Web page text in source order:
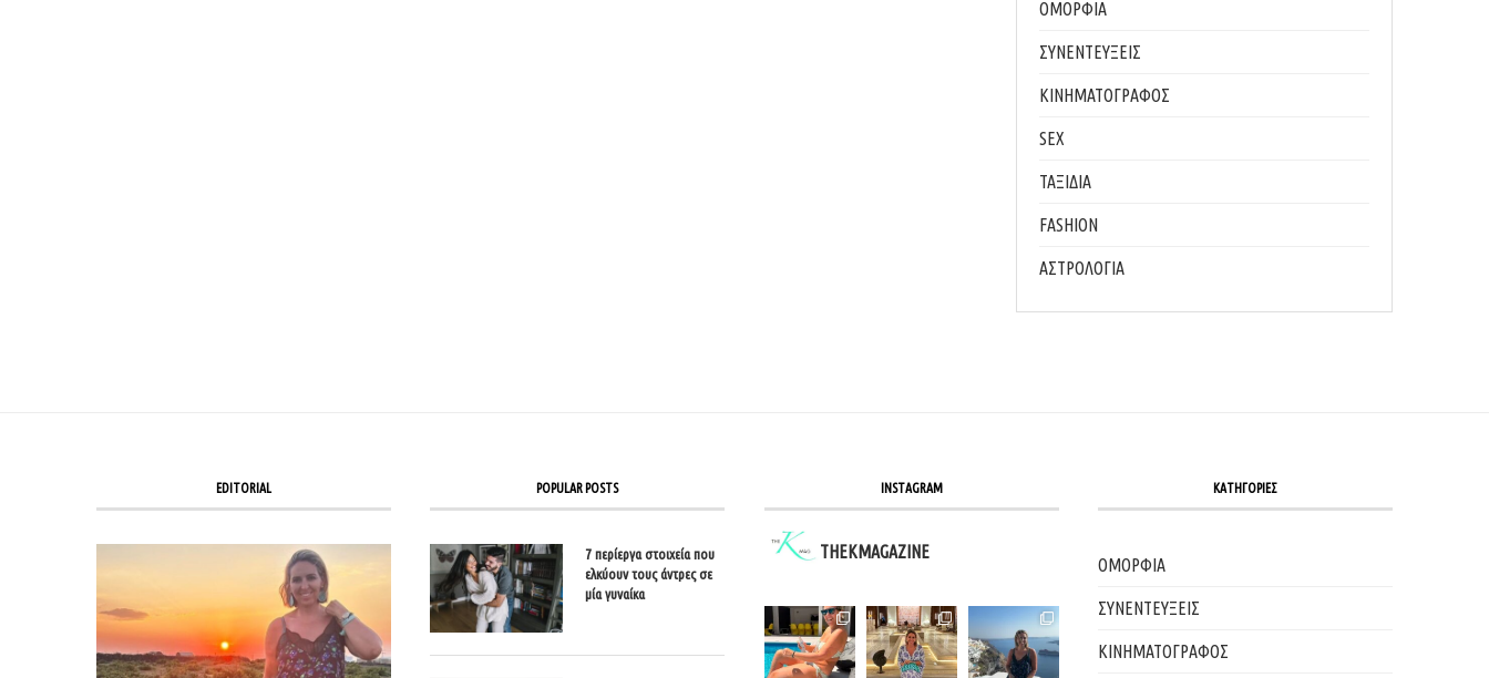
ΟΜΟΡΦΙΑ
ΣΥΝΕΝΤΕΥΞΕΙΣ
ΚΙΝΗΜΑΤΟΓΡΑΦΟΣ
SEX
ΤΑΞΙΔΙΑ
FASHION
ΑΣΤΡΟΛΟΓΙΑ
EDITORIAL POPULAR POSTS
7 περίεργα στοιχεία που
ελκύουν τους άντρες σε
μία γυναίκα
INSTAGRAM
THEKMAGAZINE
ΚΑΤΗΓΟΡΙΕΣ
ΟΜΟΡΦΙΑ
ΣΥΝΕΝΤΕΥΞΕΙΣ
ΚΙΝΗΜΑΤΟΓΡΑΦΟΣ